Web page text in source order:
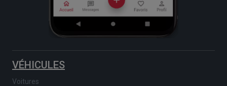
VÉHICULES
Voitures